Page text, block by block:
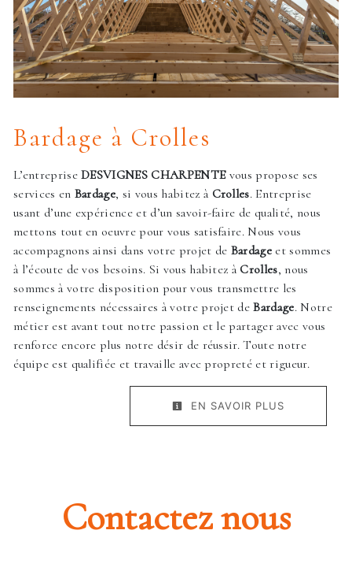
Bardage à Crolles
L’entrepriseDESVIGNES CHARPENTEvous propose ses
services en Bardage, si vous habitez à Crolles. Entreprise
usant d’une expérience et d’un savoir-faire de qualité, nous
mettons tout en oeuvre pour vous satisfaire. Nous vous
accompagnons ainsi dans votre projet de Bardage et sommes
à l’écoute de vos besoins. Si vous habitez à Crolles, nous
sommes à votre disposition pour vous transmettre les
renseignements nécessaires à votre projet deBardage. Notre
métier est avant tout notre passion et le partager avec vous
renforce encore plus notre désir de réussir. Toute notre
équipe est qualifiée et travaille avec propreté et rigueur.
EN SAVOIR PLUS
Contactez nous